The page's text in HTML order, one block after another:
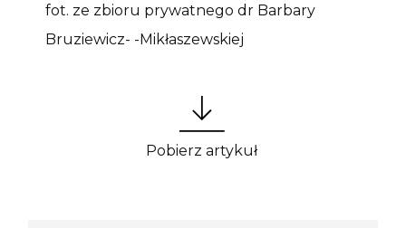
fot. ze zbioru prywatnego dr Barbary
Bruziewicz- -Mikłaszewskiej
Pobierz artykuł